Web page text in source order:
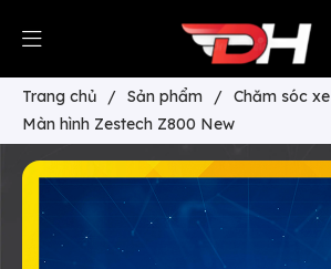
Trang chủ / Sản phẩm / Chăm sóc xe
Màn hình Zestech Z800 New